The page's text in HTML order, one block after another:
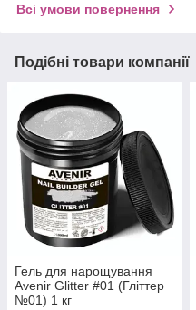
Всі умови повернення
Подібні товари компанії
Гель для нарощування
Avenir Glitter #01 (Гліттер
№01) 1 кг